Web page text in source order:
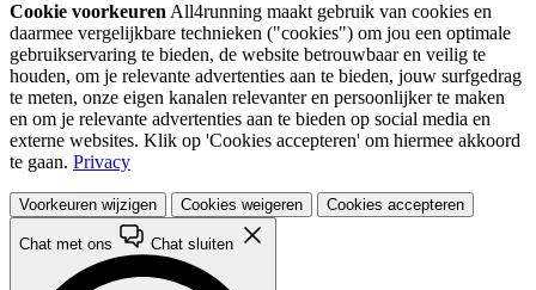
Cookie voorkeuren All4running maakt gebruik van cookies en
daarmee vergelijkbare technieken ("cookies") om jou een optimale
gebruikservaring te bieden, de website betrouwbaar en veilig te
houden, om je relevante advertenties aan te bieden, jouw surfgedrag
te meten, onze eigen kanalen relevanter en persoonlijker te maken
en om je relevante advertenties aan te bieden op social media en
externe websites. Klik op 'Cookies accepteren' om hiermee akkoord
te gaan. Privacy
Voorkeuren wijzigen Cookies weigeren Cookies accepteren
Chat met ons Chat sluiten